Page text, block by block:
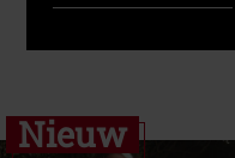
Nieuw